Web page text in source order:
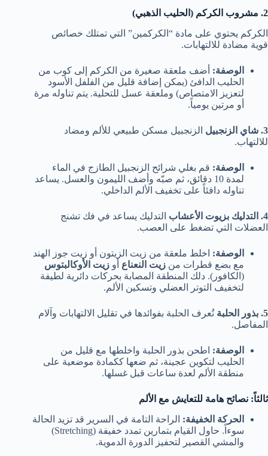
2. مشروب الكركم (الحليب الذهبي)
الكركم يحتوي على مادة “الكركمين” التي تمتلك خصائص
قوية مضادة للالتهابات.
الوصفة: أضف ملعقة صغيرة من الكركم إلى كوب من
الحليب الدافئ (يمكن إضافة قليل من الفلفل الأسود
لتعزيز الامتصاص) وملعقة عسل للتحلية. يتم تناوله مرة
أو مرتين يومياً.
3. شاي الزنجبيل
الزنجبيل مسكن طبيعي للألم ومضاد
للالتهاب.
الوصفة: قم بغلي شرائح الزنجبيل الطازج في الماء
لمدة 10 دقائق، ثم صبّه وأضف الليمون والعسل. يساعد
تناوله دافئاً على تخفيف الألم الداخلي.
4. التدليك بزيوت الأعشاب
التدليك يساعد في فك تشنج
العضلات التي تضغط على العصب.
الوصفة: اخلط ملعقة من زيت الزيتون أو زيت جوز الهند
مع بضع قطرات من زيت النعناع أو زيت الأوكالبتوس
(الكافور). دلك المنطقة المصابة بحركات دائرية لطيفة
لتخفيف التوتر العضلي وتسكين الألم.
5. بذور الحلبة
تُعرف الحلبة بفوائدها في تقليل الالتهابات وآلام
المفاصل.
الوصفة: اطحن بذور الحلبة واخلطها مع قليل من
الحليب لتكوين عجينة، ثم ضعها ككمادة موضعية على
منطقة الألم لعدة ساعات قبل غسلها.
ثالثاً: نصائح هامة للتعايش مع الألم
الحركة الخفيفة: الراحة التامة في السرير قد تزيد الحالة
سوءاً. حاول القيام بتمارين تمدد خفيفة (Stretching)
والمشي القصير لتحفيز الدورة الدموية.